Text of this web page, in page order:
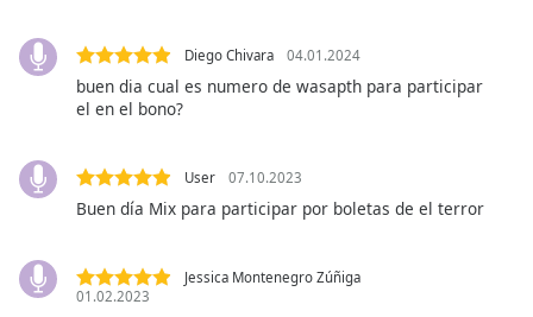
Reset
Dialog
End
window.
Diego Chivara 04.01.2024
buen dia cual es numero de wasapth para participar
el en el bono?
User 07.10.2023
Buen día Mix para participar por boletas de el terror
Jessica Montenegro Zúñiga
01.02.2023